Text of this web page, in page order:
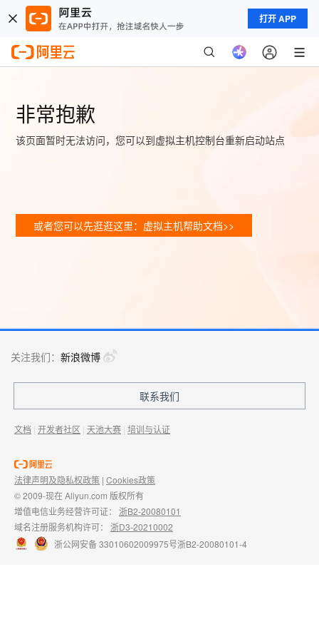
打开 APP
非常抱歉
该页面暂时无法访问，您可以到虚拟主机控制台重新启动站点
或者您可以先逛逛这里：虚拟主机帮助文档>>